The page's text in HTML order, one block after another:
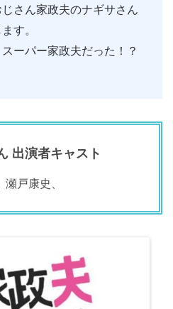
さん家政夫のナギサさん
す。
ーパー家政夫だった！？
出演者キャスト
戸康史、